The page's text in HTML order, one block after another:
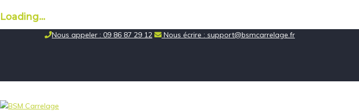
Loading...
Nous appeler : 09 86 87 29 12 Nous écrire : support@bsmcarrelage.fr